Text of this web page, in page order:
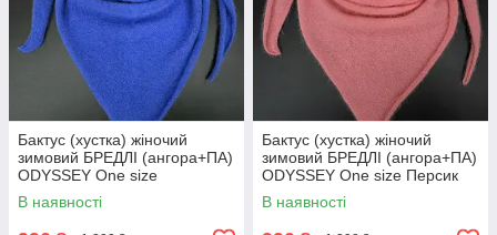
Бактус (хустка) жіночий
зимовий БРЕДЛІ (ангора+ПА)
ODYSSEY One size
Блакитний 14389
В наявності
Бактус (хустка) жіночий
зимовий БРЕДЛІ (ангора+ПА)
ODYSSEY One size Персик
14495
В наявності